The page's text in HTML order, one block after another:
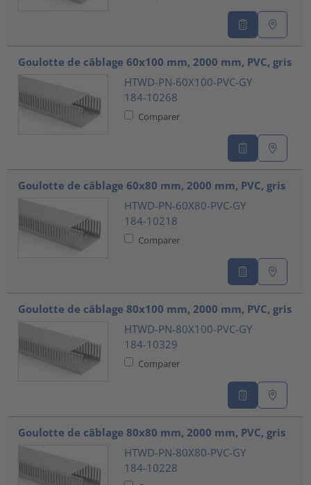
Goulotte de câblage 60x100 mm, 2000 mm, PVC, gris
HTWD-PN-60X100-PVC-GY
184-10268
Comparer
Goulotte de câblage 60x80 mm, 2000 mm, PVC, gris
HTWD-PN-60X80-PVC-GY
184-10218
Comparer
Goulotte de câblage 80x100 mm, 2000 mm, PVC, gris
HTWD-PN-80X100-PVC-GY
184-10329
Comparer
Goulotte de câblage 80x80 mm, 2000 mm, PVC, gris
HTWD-PN-80X80-PVC-GY
184-10228